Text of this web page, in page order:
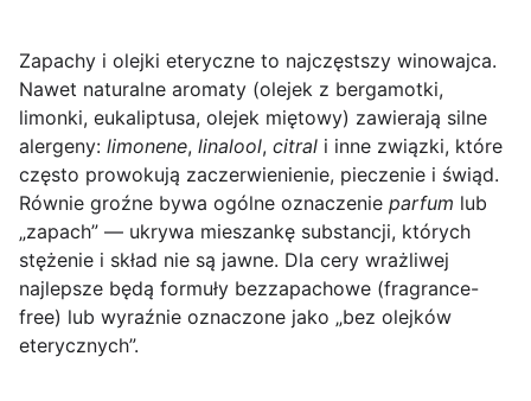
Zapachy i olejki eteryczne to najczęstszy winowajca.
Nawet naturalne aromaty (olejek z bergamotki,
limonki, eukaliptusa, olejek miętowy) zawierają silne
alergeny: limonene, linalool, citral i inne związki, które
często prowokują zaczerwienienie, pieczenie i świąd.
Równie groźne bywa ogólne oznaczenie parfum lub
„zapach” — ukrywa mieszankę substancji, których
stężenie i skład nie są jawne. Dla cery wrażliwej
najlepsze będą formuły bezzapachowe (fragrance-
free) lub wyraźnie oznaczone jako „bez olejków
eterycznych”.